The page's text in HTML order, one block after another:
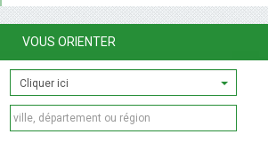
VOUS ORIENTER